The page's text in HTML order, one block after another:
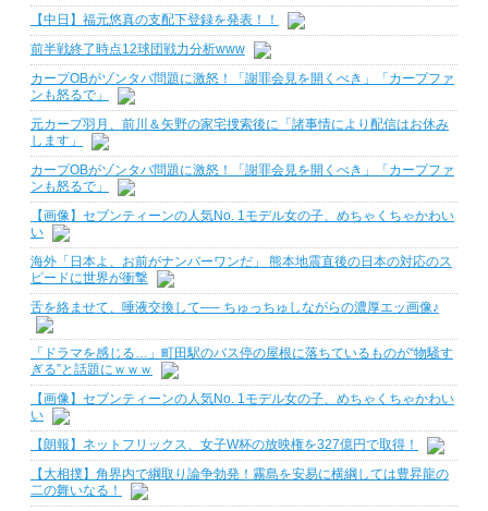
【中日】福元悠真の支配下登録を発表！！
前半戦終了時点12球団戦力分析www
カープOBがゾンタバ問題に激怒！「謝罪会見を開くべき」「カープファ
ンも怒るで」
元カープ羽月、前川＆矢野の家宅捜索後に「諸事情により配信はお休み
します」
カープOBがゾンタバ問題に激怒！「謝罪会見を開くべき」「カープファ
ンも怒るで」
【画像】セブンティーンの人気No. 1モデル女の子、めちゃくちゃかわい
い
海外「日本よ、お前がナンバーワンだ」 熊本地震直後の日本の対応のス
ピードに世界が衝撃
舌を絡ませて、唾液交換して── ちゅっちゅしながらの濃厚エッ画像♪
「ドラマを感じる…」町田駅のバス停の屋根に落ちているものが“物騒す
ぎる”と話題にｗｗｗ
【画像】セブンティーンの人気No. 1モデル女の子、めちゃくちゃかわい
い
【朗報】ネットフリックス、女子W杯の放映権を327億円で取得！
【大相撲】角界内で綱取り論争勃発！霧島を安易に横綱しては豊昇龍の
二の舞いなる！